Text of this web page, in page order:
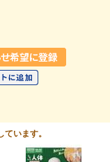
います。